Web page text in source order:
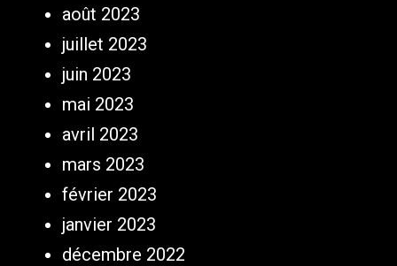
août 2023
juillet 2023
juin 2023
mai 2023
avril 2023
mars 2023
février 2023
janvier 2023
décembre 2022